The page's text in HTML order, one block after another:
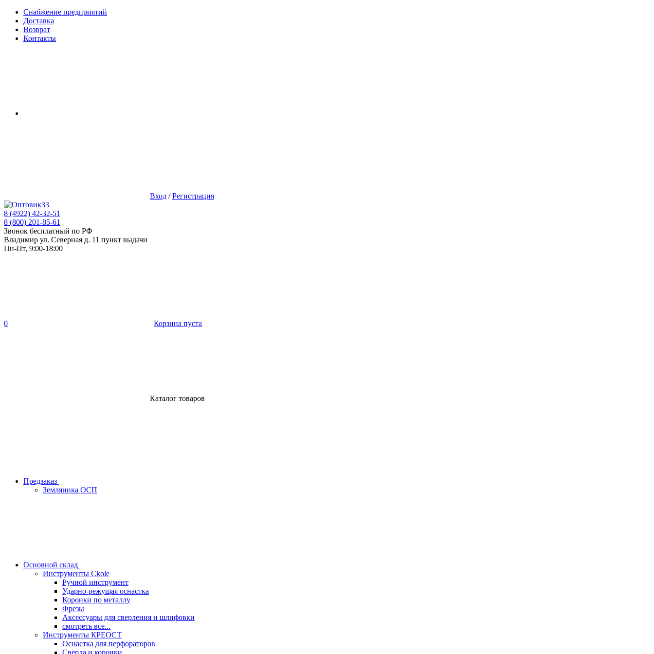
Снабжение предприятий
Доставка
Возврат
Контакты
Вход /Регистрация
8 (4922) 42-32-51
8 (800) 201-85-61
Звонок бесплатный по РФ
Владимир ул. Северная д. 11 пункт выдачи
Пн-Пт, 9:00-18:00
0 Корзина пуста
Каталог товаров
Предзаказ
Земляника ОСП
Основной склад
Инструменты Ckole
Ручной инструмент
Ударно‑режущая оснастка
Коронки по металлу
Фрезы
Аксессуары для сверления и шлифовки
смотреть все...
Инструменты КРЕОСТ
Оснастка для перфораторов
Сверла и коронки